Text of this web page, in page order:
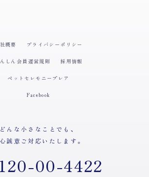
概要 プライバシーポリシー
しん会員運営規則 採用情報
ペットセレモニープレア
Facebook
どんな小さなことでも、
誠意ご対応いたします。
00-4422